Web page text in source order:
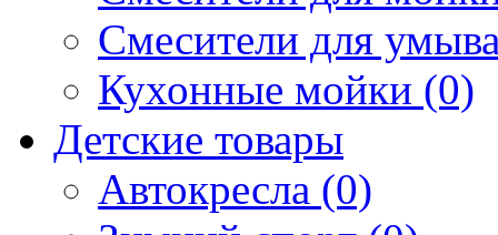
Смесители для
Кухонные мойки (0)
Детские товары
Автокресла (0)